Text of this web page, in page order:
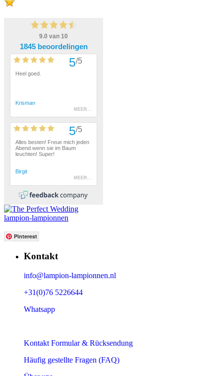
lampion-lampionnen
Pinterest
Kontakt
info@lampion-lampionnen.nl
+31(0)76 5226644
Whatsapp
Kontakt Formular & Rücksendung
Häufig gestellte Fragen (FAQ)